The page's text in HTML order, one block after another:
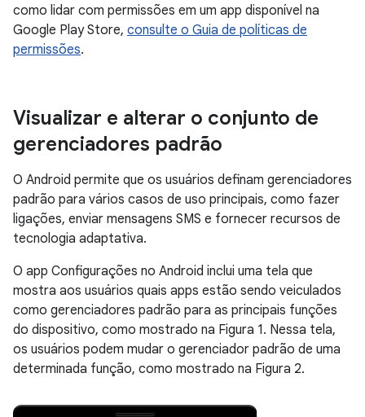
como lidar com permissões em um app disponível na
Google Play Store, consulte o Guia de políticas de
permissões.
Visualizar e alterar o conjunto de
gerenciadores padrão
O Android permite que os usuários definam gerenciadores
padrão para vários casos de uso principais, como fazer
ligações, enviar mensagens SMS e fornecer recursos de
tecnologia adaptativa.
O app Configurações no Android inclui uma tela que
mostra aos usuários quais apps estão sendo veiculados
como gerenciadores padrão para as principais funções
do dispositivo, como mostrado na Figura 1. Nessa tela,
os usuários podem mudar o gerenciador padrão de uma
determinada função, como mostrado na Figura 2.